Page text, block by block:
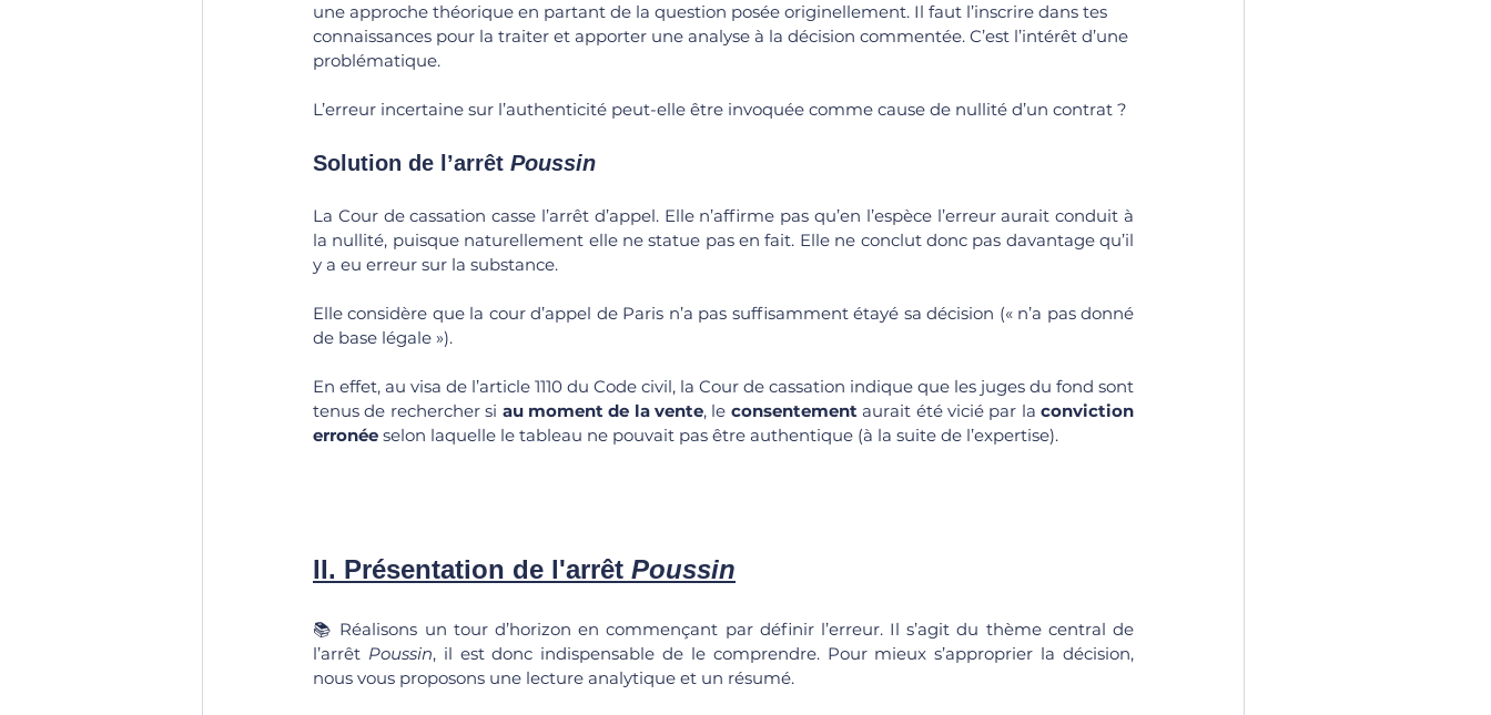
une approche théorique en partant de la question posée originellement. Il faut l’inscrire dans tes
connaissances pour la traiter et apporter une analyse à la décision commentée. C’est l’intérêt d’une
problématique.
L’erreur incertaine sur l’authenticité peut-elle être invoquée comme cause de nullité d’un contrat ?
Solution de l’arrêt Poussin
La Cour de cassation casse l’arrêt d’appel. Elle n’affirme pas qu’en l’espèce l’erreur aurait conduit à
la nullité, puisque naturellement elle ne statue pas en fait. Elle ne conclut donc pas davantage qu’il
y a eu erreur sur la substance.
Elle considère que la cour d’appel de Paris n’a pas suffisamment étayé sa décision (« n’a pas donné
de base légale »).
En effet, au visa de l’article 1110 du Code civil, la Cour de cassation indique que les juges du fond sont
tenus de rechercher si au moment de la vente, le consentement aurait été vicié par la conviction
erronée selon laquelle le tableau ne pouvait pas être authentique (à la suite de l’expertise).
II. Présentation de l'arrêt Poussin
📚 Réalisons un tour d’horizon en commençant par définir l’erreur. Il s’agit du thème central de
l’arrêt Poussin, il est donc indispensable de le comprendre. Pour mieux s’approprier la décision,
nous vous proposons une lecture analytique et un résumé.